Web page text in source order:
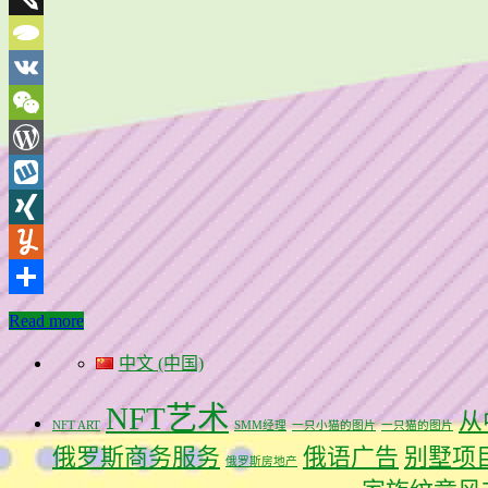
Twiddla
TypePad
VK
WeChat
WordPress
Wykop
XING
Yummly
分
享
Read more
中文 (中国)
NFT ART NFT艺术 SMM经理 一只小猫的图片 一只猫的图片 从
俄罗斯商务服务 俄罗斯房地产 俄语广告 别墅项